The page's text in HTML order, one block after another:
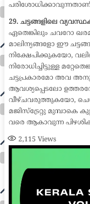
29. ചട്ടങ്ങളിലെ
ഏതെങ്കിലും ചവറോ
മാലിന്യങ്ങളോ ഈ
നിക്ഷേപിക്കുകയോ,
നിരോധിച്ചിട്ടുള്ള
ചട്ടപ്രകാരമോ അവ
ആവശ്യപ്പെടലോ
വീഴ്ചവരുത്തുകയോ,
മജിസ്ട്രേറ്റു
വരെ ആകാവുന്ന
2,115 Views